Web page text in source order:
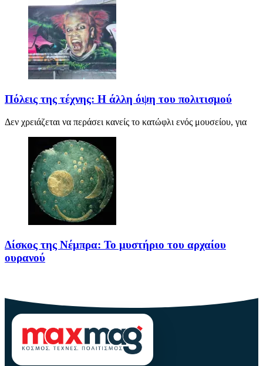
Πόλεις της τέχνης: Η άλλη όψη του πολιτισμού
Δεν χρειάζεται να περάσει κανείς το κατώφλι ενός μουσείου, για
Δίσκος της Νέμπρα: Το μυστήριο του αρχαίου
ουρανού